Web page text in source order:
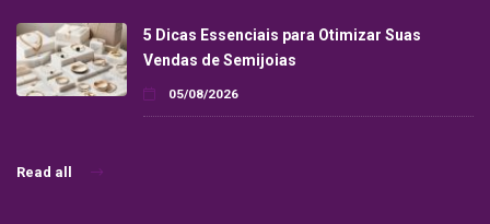
5 Dicas Essenciais para Otimizar Suas
Vendas de Semijoias
05/08/2026
Read all